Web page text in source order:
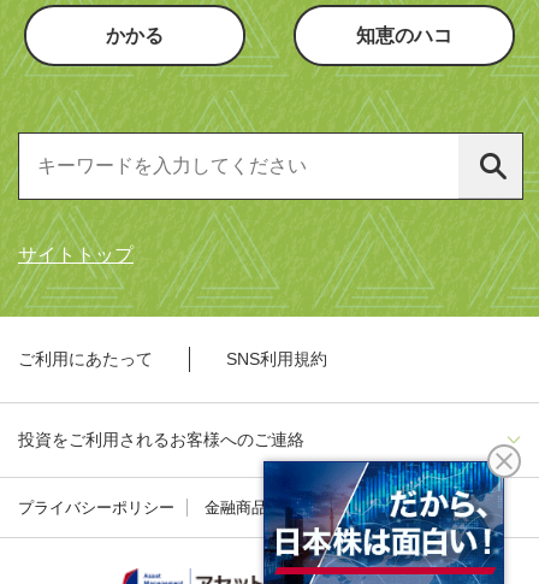
かかる 知恵のハコ
サイトトップ
ご利用にあたって SNS利用規約
投資をご利用されるお客様へのご連絡
プライバシーポリシー 金融商品勧誘方針